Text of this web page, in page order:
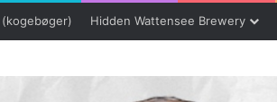
Hidden Wattensee Brewery